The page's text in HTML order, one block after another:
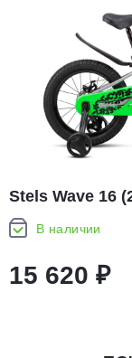
Stels Wave 16
В наличии
15 620 ₽